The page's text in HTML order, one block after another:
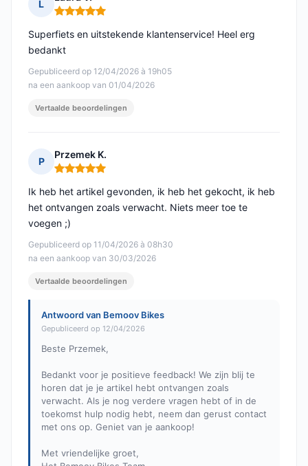
L
Opmerking: 5 van 5
Gepubliceerd op 12/04/2026 à 19h05
na een aankoop van 01/04/2026
Superfiets en uitstekende klantenservice! Heel erg
bedankt
Vertaalde beoordelingen
P
Przemek K.
Opmerking: 5 van 5
Gepubliceerd op 11/04/2026 à 08h30
na een aankoop van 30/03/2026
Ik heb het artikel gevonden, ik heb het gekocht, ik heb
het ontvangen zoals verwacht. Niets meer toe te
voegen ;)
Vertaalde beoordelingen
Antwoord van Bemoov Bikes
Gepubliceerd op 12/04/2026
Beste Przemek,
Bedankt voor je positieve feedback! We zijn blij te
horen dat je je artikel hebt ontvangen zoals
verwacht. Als je nog verdere vragen hebt of in de
toekomst hulp nodig hebt, neem dan gerust contact
met ons op. Geniet van je aankoop!
Met vriendelijke groet,